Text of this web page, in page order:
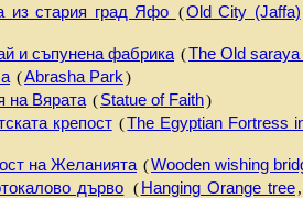
из стария град Яфо (Old City (Jaffa)
и съпунена фабрика (The Old
(Abrasha Park)
на Вярата (Statue of Faith)
крепост (The Egyptian Fortress
на Желанията (Wooden wishing
дърво ( Hanging Orange tree